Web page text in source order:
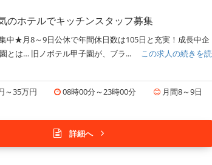
のホテルでキッチンスタッフ募集
中★月8～9日公休で年間休日数は105日と充実！成長中企
とは… 旧ノボテル甲子園が、ブラ...
この求人の続きを読
～35万円 08時00分～23時00分 月間8～9日
詳細へ